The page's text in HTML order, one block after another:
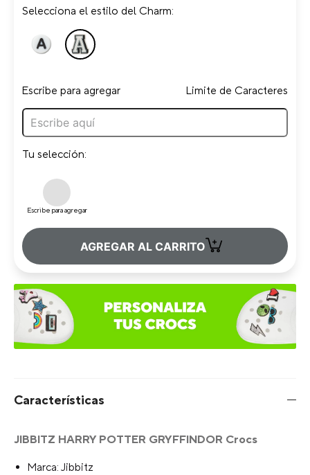
Selecciona el estilo del Charm:
Escribe para agregar Limite de Caracteres
Tu selección:
Escribe para agregar
AGREGAR AL CARRITO +
Características
JIBBITZ HARRY POTTER GRYFFINDOR Crocs
Marca: Jibbitz